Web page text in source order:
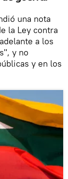
una nota
la Ley contra
a los
y no
y en los